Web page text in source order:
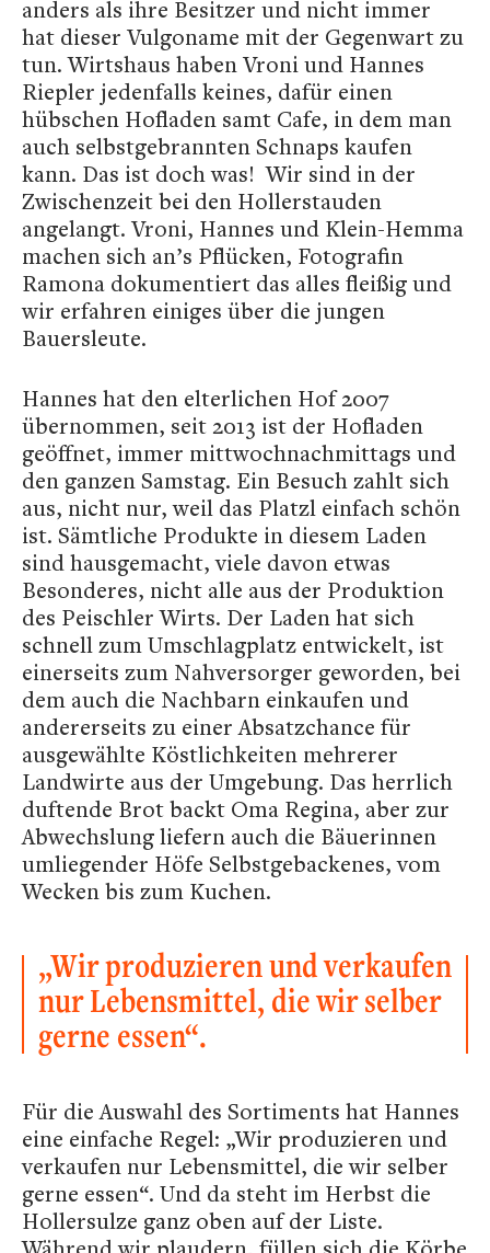
anders als ihre Besitzer und nicht immer
hat dieser Vulgoname mit der Gegenwart zu
tun. Wirtshaus haben Vroni und Hannes
Riepler jedenfalls keines, dafür einen
hübschen Hofladen samt Cafe, in dem man
auch selbstgebrannten Schnaps kaufen
kann. Das ist doch was! Wir sind in der
Zwischenzeit bei den Hollerstauden
angelangt. Vroni, Hannes und Klein-Hemma
machen sich an’s Pflücken, Fotografin
Ramona dokumentiert das alles fleißig und
wir erfahren einiges über die jungen
Bauersleute.
Hannes hat den elterlichen Hof 2007
übernommen, seit 2013 ist der Hofladen
geöffnet, immer mittwochnachmittags und
den ganzen Samstag. Ein Besuch zahlt sich
aus, nicht nur, weil das Platzl einfach schön
ist. Sämtliche Produkte in diesem Laden
sind hausgemacht, viele davon etwas
Besonderes, nicht alle aus der Produktion
des Peischler Wirts. Der Laden hat sich
schnell zum Umschlagplatz entwickelt, ist
einerseits zum Nahversorger geworden, bei
dem auch die Nachbarn einkaufen und
andererseits zu einer Absatzchance für
ausgewählte Köstlichkeiten mehrerer
Landwirte aus der Umgebung. Das herrlich
duftende Brot backt Oma Regina, aber zur
Abwechslung liefern auch die Bäuerinnen
umliegender Höfe Selbstgebackenes, vom
Wecken bis zum Kuchen.
„Wir produzieren und verkaufen
nur Lebensmittel, die wir selber
gerne essen“.
Für die Auswahl des Sortiments hat Hannes
eine einfache Regel: „Wir produzieren und
verkaufen nur Lebensmittel, die wir selber
gerne essen“. Und da steht im Herbst die
Hollersulze ganz oben auf der Liste.